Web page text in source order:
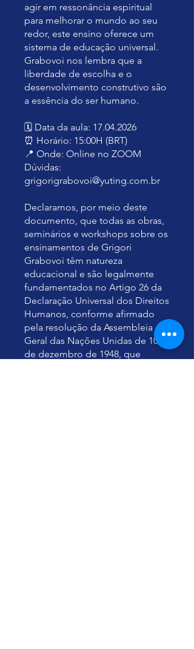
agir em ressonância espiritual
para melhorar o mundo ao seu
redor, este ensino oferece um
sistema de educação universal.
Grabovoi nos lembra que a
liberdade de escolha e o
desenvolvimento construtivo são
a essência do ser humano.
🗓️ Data da aula: 17.04.2026
⏰ Horário: 15:00H (BRT)
📍 Onde: Online no ZOOM
Dúvidas:
grigorigrabovoi@yuting.com.br
Declaramos, por meio deste
documento, que todas as obras,
seminários e workshops sobre os
ensinamentos de Grigori
Grabovoi têm natureza
educacional e são legalmente
fundamentados no Artigo 26 da
Declaração Universal dos Direitos
Humanos, conforme afirmado
pela resolução da Assembleia
Geral das Nações Unidas de 10
de dezembro de 1948, que